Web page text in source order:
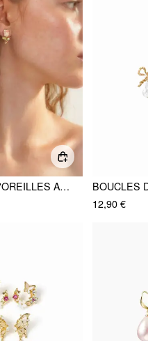
BOUCLES D'OREILLES AVEC MOTIFS DE ROSE
12,90 €